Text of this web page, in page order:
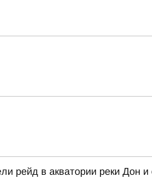
рейд в акватории реки Дон